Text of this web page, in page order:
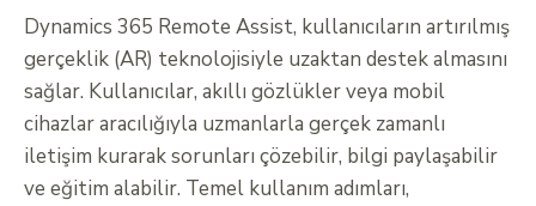
Dynamics 365 Remote Assist, kullanıcıların artırılmış
gerçeklik (AR) teknolojisiyle uzaktan destek almasını
sağlar. Kullanıcılar, akıllı gözlükler veya mobil
cihazlar aracılığıyla uzmanlarla gerçek zamanlı
iletişim kurarak sorunları çözebilir, bilgi paylaşabilir
ve eğitim alabilir. Temel kullanım adımları,